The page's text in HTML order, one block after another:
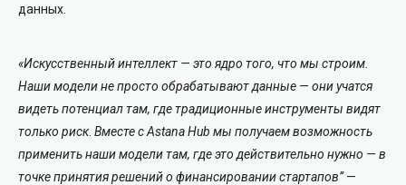
данных.
«Искусственный интеллект — это ядро того, что мы строим.
Наши модели не просто обрабатывают данные — они учатся
видеть потенциал там, где традиционные инструменты видят
только риск. Вместе с Astana Hub мы получаем возможность
применить наши модели там, где это действительно нужно — в
точке принятия решений о финансировании стартапов”—